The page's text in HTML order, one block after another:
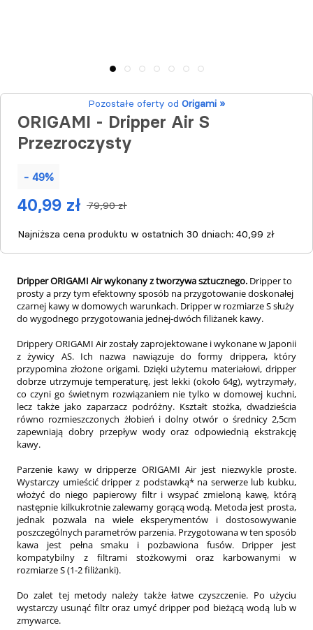
Dripper ORIGAMI Air wykonany z tworzywa sztucznego. Dripper to
prosty a przy tym efektowny sposób na przygotowanie doskonałej
czarnej kawy w domowych warunkach. Dripper w rozmiarze S służy
do wygodnego przygotowania jednej-dwóch filiżanek kawy.
Drippery ORIGAMI Air zostały zaprojektowane i wykonane w Japonii
z żywicy AS. Ich nazwa nawiązuje do formy drippera, który
przypomina złożone origami. Dzięki użytemu materiałowi, dripper
dobrze utrzymuje temperaturę, jest lekki (około 64g), wytrzymały,
co czyni go świetnym rozwiązaniem nie tylko w domowej kuchni,
lecz także jako zaparzacz podróżny. Kształt stożka, dwadzieścia
równo rozmieszczonych żłobień i dolny otwór o średnicy 2,5cm
zapewniają dobry przepływ wody oraz odpowiednią ekstrakcję
kawy.
Parzenie kawy w dripperze ORIGAMI Air jest niezwykle proste.
Wystarczy umieścić dripper z podstawką* na serwerze lub kubku,
włożyć do niego papierowy filtr i wsypać zmieloną kawę, którą
następnie kilkukrotnie zalewamy gorącą wodą. Metoda jest prosta,
jednak pozwala na wiele eksperymentów i dostosowywanie
poszczególnych parametrów parzenia. Przygotowana w ten sposób
kawa jest pełna smaku i pozbawiona fusów. Dripper jest
kompatybilny z filtrami stożkowymi oraz karbowanymi w
rozmiarze S (1-2 filiżanki).
Do zalet tej metody należy także łatwe czyszczenie. Po użyciu
wystarczy usunąć filtr oraz umyć dripper pod bieżącą wodą lub w
zmywarce.
Pozostałe oferty od Origami »
ORIGAMI - Dripper Air S
Przezroczysty
- 49%
79,90 zł
40,99 zł
Najniższa cena produktu w ostatnich 30 dniach: 40,99 zł